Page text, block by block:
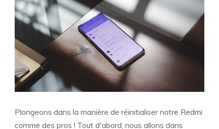
Plongeons dans la manière de réinitialiser notre Redmi
comme des pros ! Tout d'abord, nous allons dans